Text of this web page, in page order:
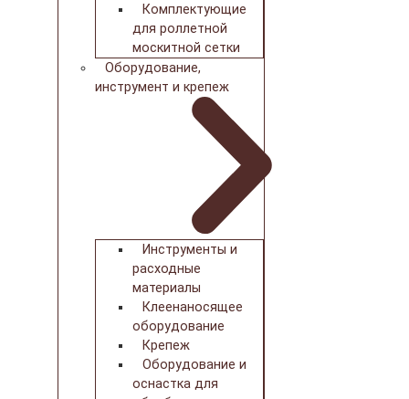
Комплектующие
для роллетной
москитной сетки
Оборудование,
инструмент и крепеж
Инструменты и
расходные
материалы
Клеенаносящее
оборудование
Крепеж
Оборудование и
оснастка для